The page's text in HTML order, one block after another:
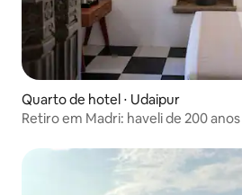
Quarto de hotel ⋅ Udaipur
Retiro em Madri: haveli de 200